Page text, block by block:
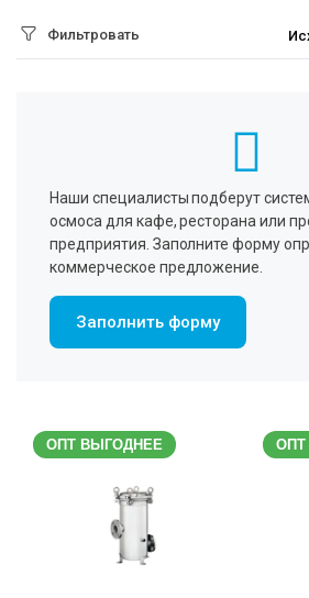
Фильтровать
Наши специалисты подберут
осмоса для кафе, ресторана или
предприятия. Заполните форму
коммерческое предложение.
Заполнить форму
ОПТ ВЫГОДНЕЕ